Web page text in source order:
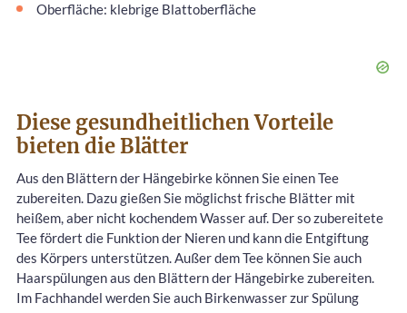
Oberfläche: klebrige Blattoberfläche
Diese gesundheitlichen Vorteile
bieten die Blätter
Aus den Blättern der Hängebirke können Sie einen Tee
zubereiten. Dazu gießen Sie möglichst frische Blätter mit
heißem, aber nicht kochendem Wasser auf. Der so zubereitete
Tee fördert die Funktion der Nieren und kann die Entgiftung
des Körpers unterstützen. Außer dem Tee können Sie auch
Haarspülungen aus den Blättern der Hängebirke zubereiten.
Im Fachhandel werden Sie auch Birkenwasser zur Spülung